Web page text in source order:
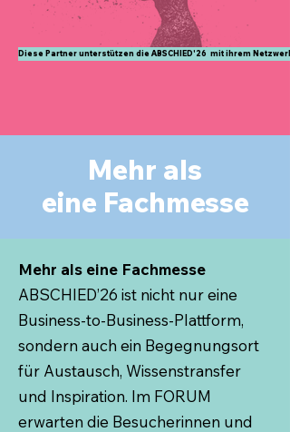
Diese Partner unterstützen die ABSCHIED'26 mit ihrem Netzwerk.
Mehr als
eine Fachmesse
Mehr als eine Fachmesse
ABSCHIED’26 ist nicht nur eine
Business-to-Business-Plattform,
sondern auch ein Begegnungsort
für Austausch, Wissenstransfer
und Inspiration. Im FORUM
erwarten die Besucherinnen und